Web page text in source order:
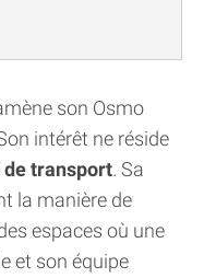
son Osmo
intérêt ne réside
transport. Sa
la manière de
espaces où une
et son équipe